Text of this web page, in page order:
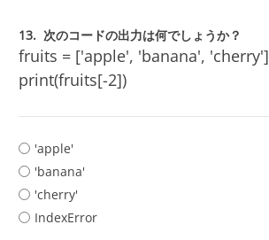
13. 次のコードの出力は何でしょうか？
fruits = ['apple', 'banana', 'cherry']
print(fruits[-2])
'apple'
'banana'
'cherry'
IndexError